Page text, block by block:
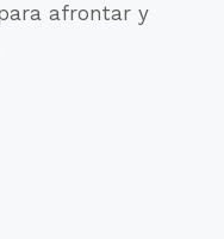
afrontar y